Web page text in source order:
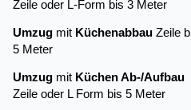
Zeile oder L-Form bis 3 Meter
Umzug mit Küchenabbau Zeile
5 Meter
Umzug mit Küchen Ab-/Aufbau
Zeile oder L Form bis 5 Meter